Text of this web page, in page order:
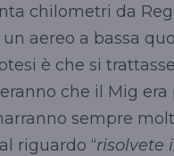
chilometri da
aereo a bassa
è che si
che il Mig era
sempre
riguardo “risolvete